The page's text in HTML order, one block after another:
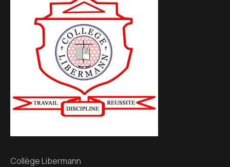
Collège Libermann